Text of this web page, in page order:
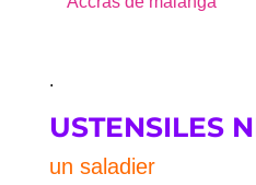
.
USTENSILES
un saladier